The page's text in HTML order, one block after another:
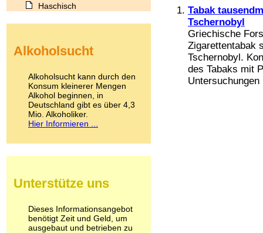
Tabak
Tschernobyl
Griechische
Zigarettentabak
Tschernobyl.
des Tabaks mit
Untersuchungen
Haschisch
Kokain
LSD
Marihuana
Medikamente
Meskalin
Metamphetamin
Methadon
Pilze
Psychopharmaka
Schlafmittel
Schmerzmittel
Alkoholsucht
Alkoholsucht kann durch den
Konsum kleinerer Mengen
Alkohol beginnen, in
Deutschland gibt es über 4,3
Mio. Alkoholiker.
Hier Informieren ...
Unterstütze uns
Dieses Informationsangebot
benötigt Zeit und Geld, um
ausgebaut und betrieben zu